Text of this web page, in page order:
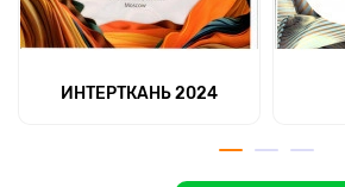
ИНТЕРТКАНЬ 2024